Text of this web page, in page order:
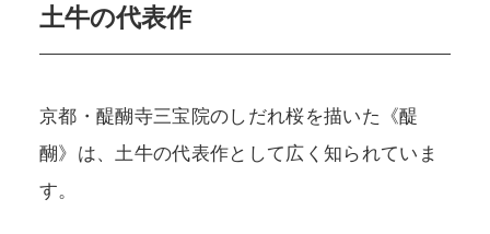
土牛の代表作
京都・醍醐寺三宝院のしだれ桜を描いた《醍
醐》は、土牛の代表作として広く知られていま
す。